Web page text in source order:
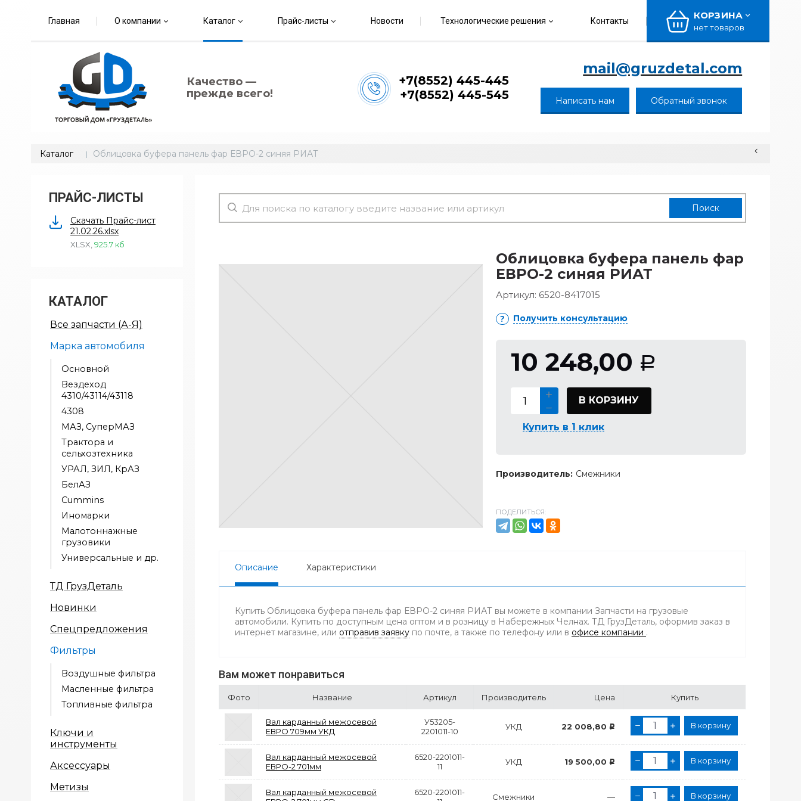
Главная О компании Каталог Прайс-листы Новости Технологические решения Контакты КОРЗИНА
нет товаров
Качество —
прежде всего!
+7(8552) 445-445
+7(8552) 445-545
mail@gruzdetal.com
Написать нам Обратный звонок
Каталог Облицовка буфера панель фар ЕВРО-2 синяя РИАТ
ПРАЙС-ЛИСТЫ
Скачать Прайс-лист
21.02.26.xlsx
XLSX 925.7 кб
КАТАЛОГ
Все запчасти (А-Я)
Марка автомобиля
Основной
Вездеход
4310/43114/43118
4308
МАЗ, СуперМАЗ
Трактора и
сельхозтехника
УРАЛ, ЗИЛ, КрАЗ
БелАЗ
Cummins
Иномарки
Малотоннажные
грузовики
Универсальные и др.
ТД ГрузДеталь
Новинки
Спецпредложения
Фильтры
Воздушные фильтра
Масленные фильтра
Топливные фильтра
Ключи и
инструменты
Аксессуары
Метизы
Облицовка буфера панель фар
ЕВРО-2 синяя РИАТ
Артикул: 6520-8417015
Получить консультацию
10 248,00 Р
В КОРЗИНУ
Купить в 1 клик
Производитель: Смежники
ПОДЕЛИТЬСЯ:
Описание Характеристики
Купить Облицовка буфера панель фар ЕВРО-2 синяя РИАТ вы можете в компании Запчасти на грузовые
автомобили. Купить по доступным цена оптом и в розницу в Набережных Челнах. ТД ГрузДеталь, оформив заказ в
интернет магазине, или отправив заявку по почте, а также по телефону или в офисе компании .
Вам может понравиться
Фото Название Артикул Производитель Цена Купить
Вал карданный межосевой
ЕВРО 709мм УКД
У53205-
2201011-10
УКД 22 008,80 Р В корзину
Вал карданный межосевой
ЕВРО-2 701мм
6520-2201011-
11
УКД 19 500,00 Р В корзину
Вал карданный межосевой
6520-2201011-
Смежники — В корзину